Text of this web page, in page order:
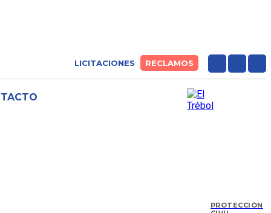
LICITACIONES RECLAMOS
PROTECCIÓN